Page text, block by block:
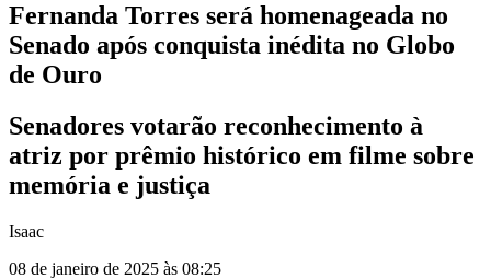
​Fernanda Torres será homenageada no
Senado após conquista inédita no Globo
de Ouro
Senadores votarão reconhecimento à
atriz por prêmio histórico em filme sobre
memória e justiça
Isaac
08 de janeiro de 2025 às 08:25